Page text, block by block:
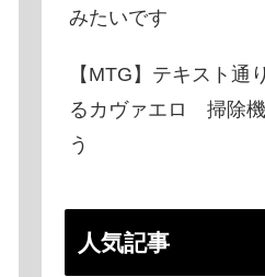
みたいです
【MTG】テキスト通
るカヴァエロ 掃除
う
人気記事